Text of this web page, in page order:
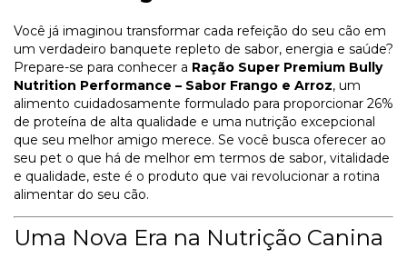
Você já imaginou transformar cada refeição do seu cão em
um verdadeiro banquete repleto de sabor, energia e saúde?
Prepare-se para conhecer a Ração Super Premium Bully
Nutrition Performance – Sabor Frango e Arroz, um
alimento cuidadosamente formulado para proporcionar 26%
de proteína de alta qualidade e uma nutrição excepcional
que seu melhor amigo merece. Se você busca oferecer ao
seu pet o que há de melhor em termos de sabor, vitalidade
e qualidade, este é o produto que vai revolucionar a rotina
alimentar do seu cão.
Uma Nova Era na Nutrição Canina